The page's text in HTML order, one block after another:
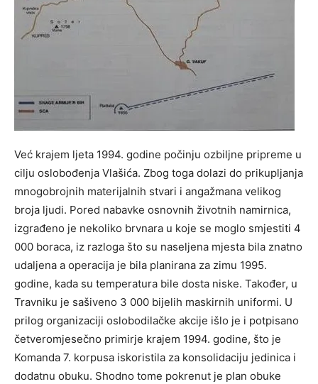
Već krajem ljeta 1994. godine počinju ozbiljne pripreme u
cilju oslobođenja Vlašića. Zbog toga dolazi do prikupljanja
mnogobrojnih materijalnih stvari i angažmana velikog
broja ljudi. Pored nabavke osnovnih životnih namirnica,
izgrađeno je nekoliko brvnara u koje se moglo smjestiti 4
000 boraca, iz razloga što su naseljena mjesta bila znatno
udaljena a operacija je bila planirana za zimu 1995.
godine, kada su temperatura bile dosta niske. Također, u
Travniku je sašiveno 3 000 bijelih maskirnih uniformi. U
prilog organizaciji oslobodilačke akcije išlo je i potpisano
četveromjesečno primirje krajem 1994. godine, što je
Komanda 7. korpusa iskoristila za konsolidaciju jedinica i
dodatnu obuku. Shodno tome pokrenut je plan obuke